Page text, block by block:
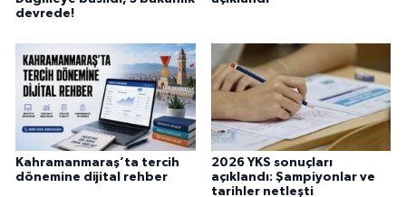
devrede!
Kahramanmaraş’ta tercih
dönemine dijital rehber
2026 YKS sonuçları
açıklandı: Şampiyonlar ve
tarihler netleşti